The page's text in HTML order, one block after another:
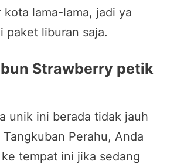
lama-lama, jadi ya
paket liburan saja.
Strawberry petik
unik ini berada tidak jauh
Perahu, Anda
tempat ini jika sedang